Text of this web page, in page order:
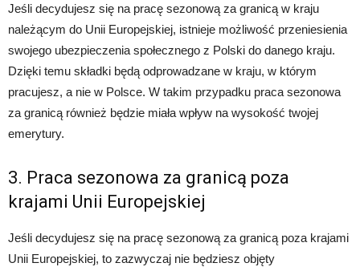
Jeśli decydujesz się na pracę sezonową za granicą w kraju
należącym do Unii Europejskiej, istnieje możliwość przeniesienia
swojego ubezpieczenia społecznego z Polski do danego kraju.
Dzięki temu składki będą odprowadzane w kraju, w którym
pracujesz, a nie w Polsce. W takim przypadku praca sezonowa
za granicą również będzie miała wpływ na wysokość twojej
emerytury.
3. Praca sezonowa za granicą poza
krajami Unii Europejskiej
Jeśli decydujesz się na pracę sezonową za granicą poza krajami
Unii Europejskiej, to zazwyczaj nie będziesz objęty